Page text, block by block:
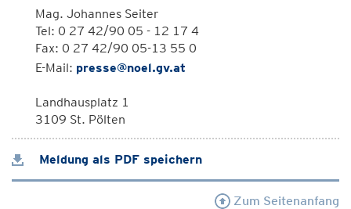
Mag. Johannes Seiter
Tel: 0 27 42/90 05 - 12 17 4
Fax: 0 27 42/90 05-13 55 0
E-Mail: presse@noel.gv.at
Landhausplatz 1
3109 St. Pölten
Meldung als PDF speichern
Zum Seitenanfang